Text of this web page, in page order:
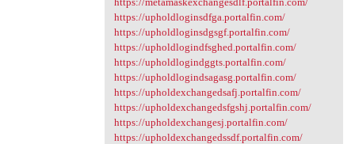
https://upholdloginsdfga.portalfin.com/
https://upholdloginsdgsgf.portalfin.com/
https://upholdlogindfsghed.portalfin.com/
https://upholdlogindggts.portalfin.com/
https://upholdlogindsagasg.portalfin.com/
https://upholdexchangedsafj.portalfin.com/
https://upholdexchangedsfgshj.portalfin.com/
https://upholdexchangesj.portalfin.com/
https://upholdexchangedssdf.portalfin.com/